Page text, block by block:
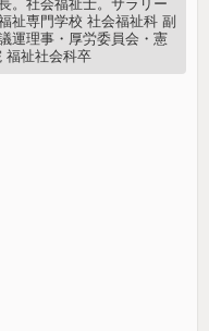
。社会福祉士。サラリー
専門学校 社会福祉科 副
運理事・厚労委員会・憲
福祉社会科卒